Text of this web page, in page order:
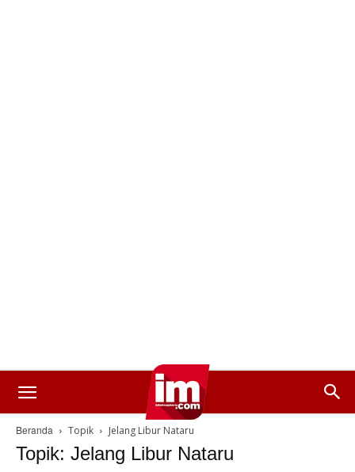
Beranda Topik Jelang Libur Nataru
Topik: Jelang Libur Nataru